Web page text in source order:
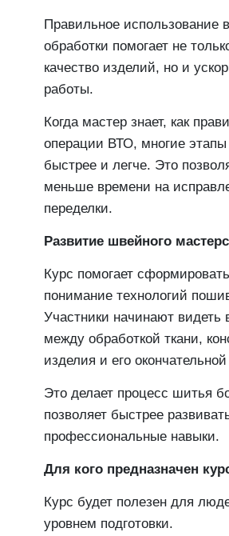
Правильное использование
обработки помогает не
качество изделий, но и
работы.
Когда мастер знает, как
операции ВТО, многие
быстрее и легче. Это
меньше времени на
переделки.
Развитие швейного
Курс помогает
понимание технологий
Участники начинают видеть
между обработкой ткани,
изделия и его
Это делает процесс шитья
позволяет быстрее
профессиональные навыки.
Для кого предназначен
Курс будет полезен для
уровнем подготовки.